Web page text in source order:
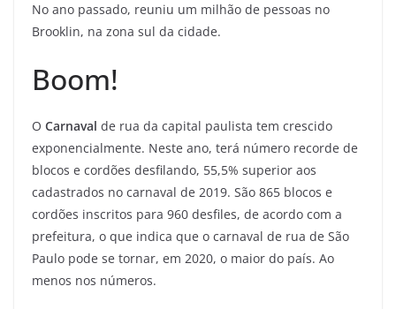
No ano passado, reuniu um milhão de pessoas no
Brooklin, na zona sul da cidade.
Boom!
O Carnaval de rua da capital paulista tem crescido
exponencialmente. Neste ano, terá número recorde de
blocos e cordões desfilando, 55,5% superior aos
cadastrados no carnaval de 2019. São 865 blocos e
cordões inscritos para 960 desfiles, de acordo com a
prefeitura, o que indica que o carnaval de rua de São
Paulo pode se tornar, em 2020, o maior do país. Ao
menos nos números.